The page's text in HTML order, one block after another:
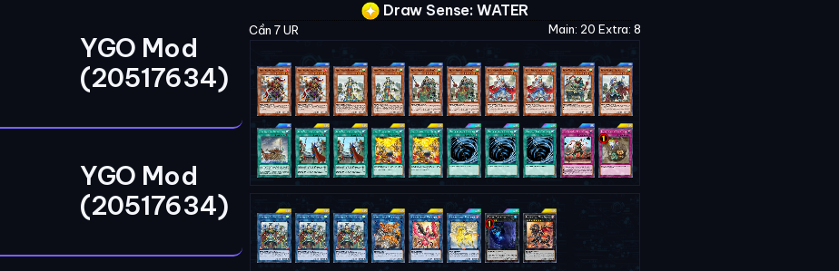
YGO Mod
(20517634)
Draw Sense: WATER
Cần 7 UR Main: 20 Extra: 8
YGO Mod
(20517634)